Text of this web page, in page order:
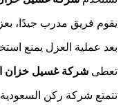
يقوم فريق مدرب جيدًا،
بعد عملية العزل يمنع
تعطى شركة غسيل خزان
تتمتع شركة ركن